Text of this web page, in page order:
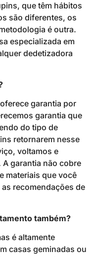
que têm hábitos
são diferentes, os
é outra.
especializada em
dedetizadora
garantia por
garantia que
do tipo de
retornarem nesse
voltamos e
garantia não cobre
materiais que você
recomendações de
também?
é altamente
casas geminadas ou